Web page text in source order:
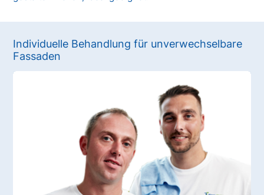
Individuelle Behandlung für unverwechselbare
Fassaden